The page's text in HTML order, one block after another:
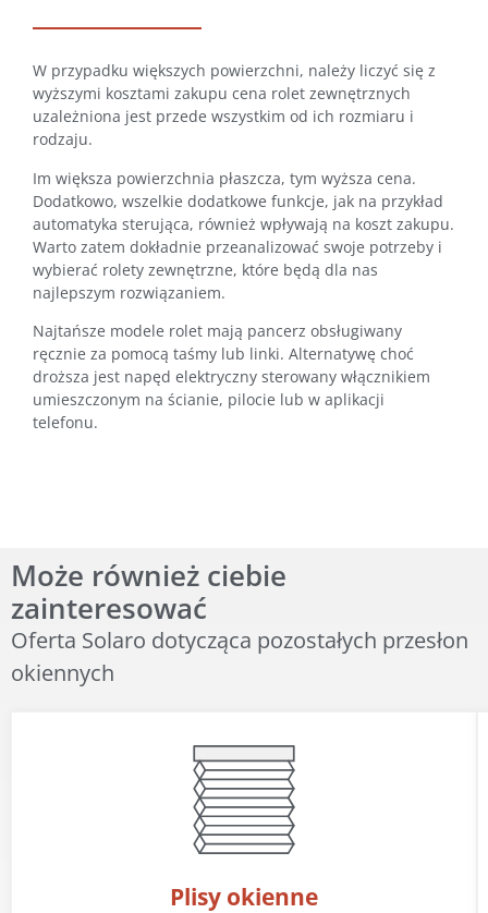
W przypadku większych powierzchni, należy liczyć się z
wyższymi kosztami zakupu cena rolet zewnętrznych
uzależniona jest przede wszystkim od ich rozmiaru i
rodzaju.
Im większa powierzchnia płaszcza, tym wyższa cena.
Dodatkowo, wszelkie dodatkowe funkcje, jak na przykład
automatyka sterująca, również wpływają na koszt zakupu.
Warto zatem dokładnie przeanalizować swoje potrzeby i
wybierać rolety zewnętrzne, które będą dla nas
najlepszym rozwiązaniem.
Najtańsze modele rolet mają pancerz obsługiwany
ręcznie za pomocą taśmy lub linki. Alternatywę choć
droższa jest napęd elektryczny sterowany włącznikiem
umieszczonym na ścianie, pilocie lub w aplikacji
telefonu.
Może również ciebie
zainteresować
Oferta Solaro dotycząca pozostałych przesłon
okiennych
Plisy okienne